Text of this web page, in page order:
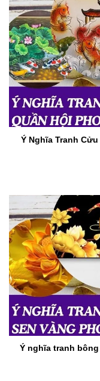
Ý Nghĩa Tranh
Ý nghĩa tranh